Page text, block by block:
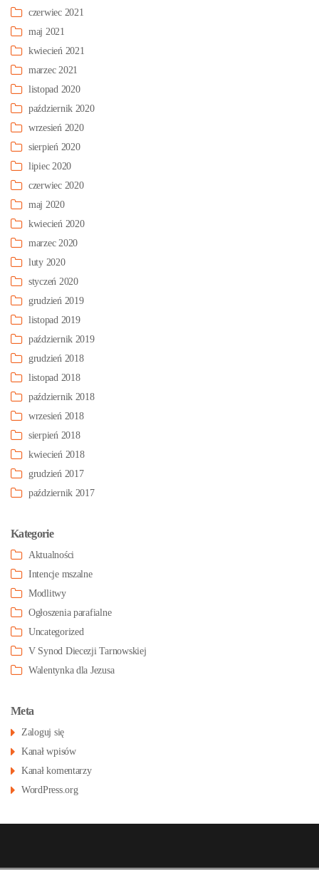
czerwiec 2021
maj 2021
kwiecień 2021
marzec 2021
listopad 2020
październik 2020
wrzesień 2020
sierpień 2020
lipiec 2020
czerwiec 2020
maj 2020
kwiecień 2020
marzec 2020
luty 2020
styczeń 2020
grudzień 2019
listopad 2019
październik 2019
grudzień 2018
listopad 2018
październik 2018
wrzesień 2018
sierpień 2018
kwiecień 2018
grudzień 2017
październik 2017
Kategorie
Aktualności
Intencje mszalne
Modlitwy
Ogłoszenia parafialne
Uncategorized
V Synod Diecezji Tarnowskiej
Walentynka dla Jezusa
Meta
Zaloguj się
Kanał wpisów
Kanał komentarzy
WordPress.org